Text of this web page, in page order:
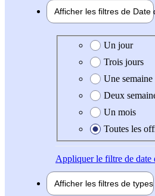
Afficher les filtres de Date
Date de création de
Un jour
Trois jours
Une semaine
Deux
Un mois
Toutes les
Appliquerle filtre de date
Afficher les filtres de types